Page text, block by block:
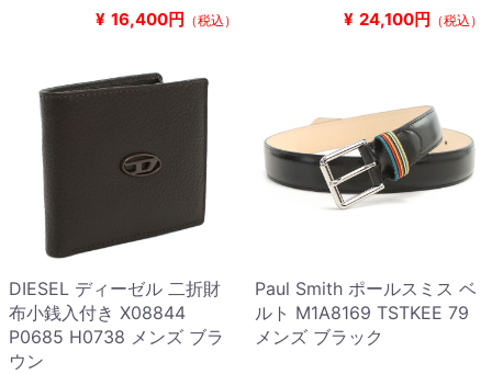
¥ 16,400円 （税込） ¥ 24,100円 （税込）
DIESEL ディーゼル 二折財
布小銭入付き X08844
P0685 H0738 メンズ ブラ
ウン
Paul Smith ポールスミス ベ
ルト M1A8169 TSTKEE 79
メンズ ブラック